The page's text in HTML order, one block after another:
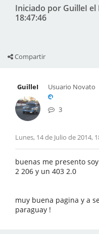
Iniciado por GuilleI el
18:47:46
Compartir
GuilleI Usuario Novato
3
Lunes, 14 de Julio de 2014,
buenas me presento
2 206 y un 403 2.0
muy buena pagina y a
paraguay !